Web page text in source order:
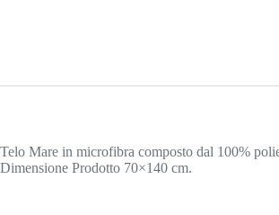
Telo Mare in microfibra composto dal 100%
Dimensione Prodotto 70×140 cm.